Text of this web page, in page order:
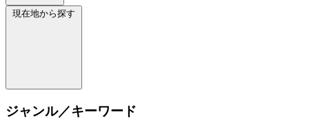
現在地から探す
ジャンル／キーワード